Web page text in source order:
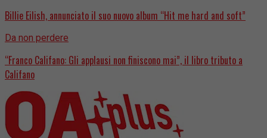
Billie Eilish, annunciato il suo nuovo album “Hit me hard and soft”
Da non perdere
“Franco Califano: Gli applausi non finiscono mai”, il libro tributo a
Califano